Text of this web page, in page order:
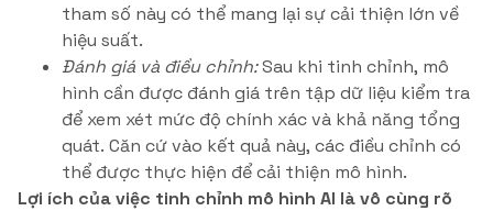
tham số này có thể mang lại sự cải thiện lớn về
hiệu suất.
Đánh giá và điều chỉnh:Sau khi tinh chỉnh, mô
hình cần được đánh giá trên tập dữ liệu kiểm tra
để xem xét mức độ chính xác và khả năng tổng
quát. Căn cứ vào kết quả này, các điều chỉnh có
thể được thực hiện để cải thiện mô hình.
Lợi ích của việc tinh chỉnh mô hình AI là vô cùng rõ